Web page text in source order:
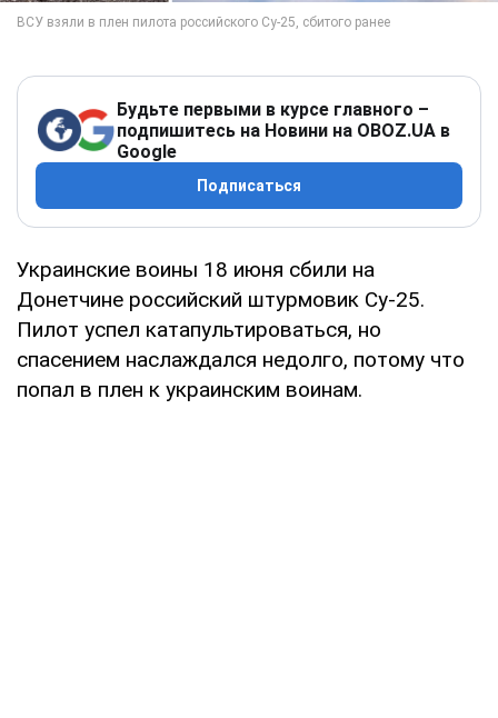
Будьте первыми в курсе главного –
подпишитесь на Новини на OBOZ.UA в
Google
Подписаться
Украинские воины 18 июня сбили на
Донетчине российский штурмовик Су-25.
Пилот успел катапультироваться, но
спасением наслаждался недолго, потому что
попал в плен к украинским воинам.